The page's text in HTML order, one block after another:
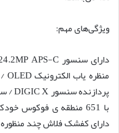
ویژگی‌های مهم:
دارای کفشک فلاش چند منظوره